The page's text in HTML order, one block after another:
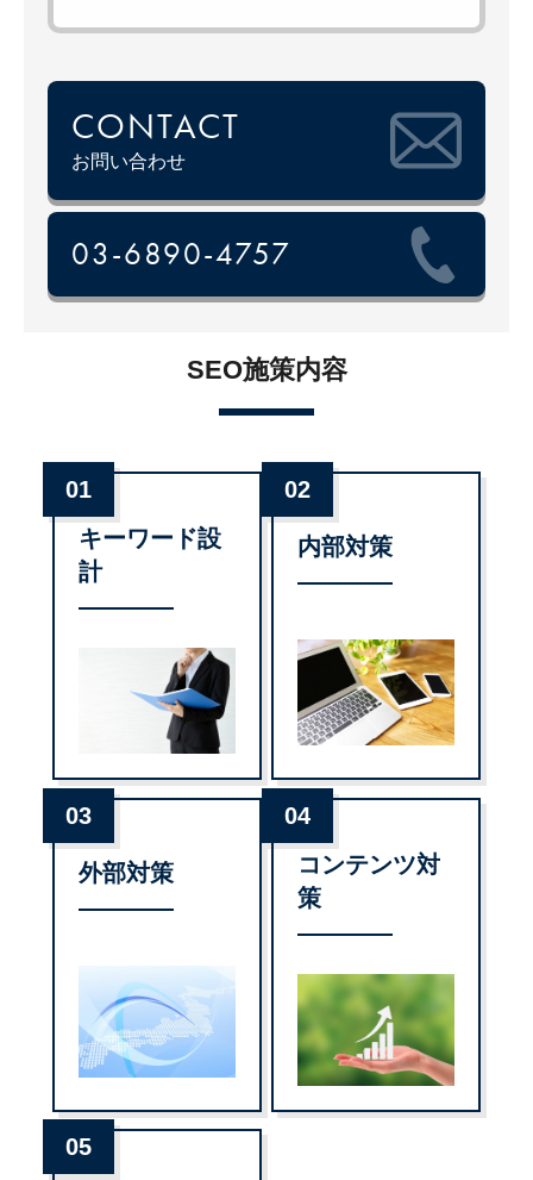
CONTACT
お問い合わせ
03-6890-4757
SEO施策内容
01
キーワード設
計
02
内部対策
03
外部対策
04
コンテンツ対
策
05